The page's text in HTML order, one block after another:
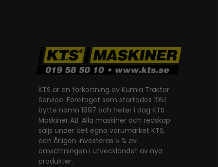
KTS är en förkortning av Kumla Traktor
Service. Företaget som startades 1951
bytte namn 1997 och heter i dag KTS
Maskiner AB. Alla maskiner och redskap
säljs under det egna varumärket KTS,
och årligen investeras 5 % av
omsättningen i utvecklandet av nya
produkter.